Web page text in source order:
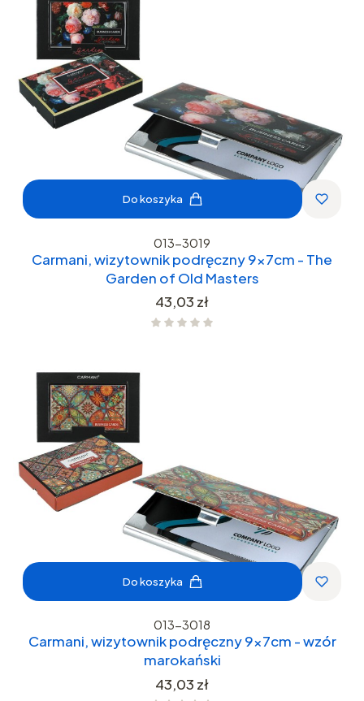
Do koszyka
013-3019
Carmani, wizytownik podręczny 9x7cm - The
Garden of Old Masters
Cena
43,03 zł
Do koszyka
013-3018
Carmani, wizytownik podręczny 9x7cm - wzór
marokański
Cena
43,03 zł